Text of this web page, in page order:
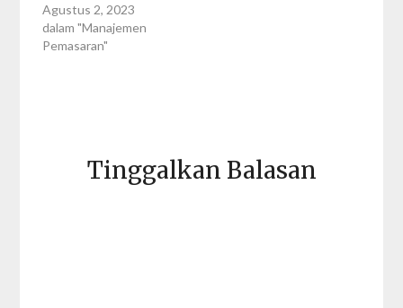
Agustus 2, 2023
dalam "Manajemen
Pemasaran"
Tinggalkan Balasan